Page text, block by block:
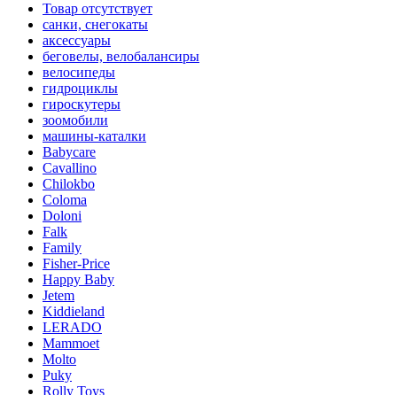
Товар отсутствует
санки, снегокаты
аксессуары
беговелы, велобалансиры
велосипеды
гидроциклы
гироскутеры
зоомобили
машины-каталки
Babycare
Cavallino
Chilokbo
Coloma
Doloni
Falk
Family
Fisher-Price
Happy Baby
Jetem
Kiddieland
LERADO
Mammoet
Molto
Puky
Rolly Toys